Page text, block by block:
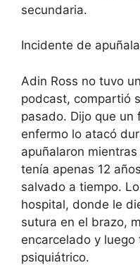
secundaria.
Incidente de
Adin Ross no tuvo
podcast, compartió
pasado. Dijo que un
enfermo lo atacó
apuñalaron
tenía apenas 12
salvado a tiempo.
hospital, donde le
sutura en el brazo,
encarcelado y
psiquiátrico.